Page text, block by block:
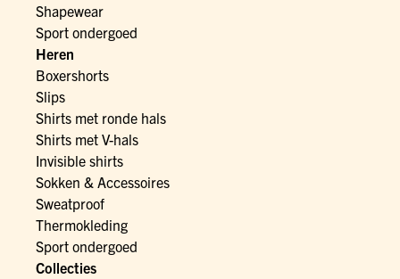
Shapewear
Sport ondergoed
Heren
Boxershorts
Slips
Shirts met ronde hals
Shirts met V-hals
Invisible shirts
Sokken & Accessoires
Sweatproof
Thermokleding
Sport ondergoed
Collecties